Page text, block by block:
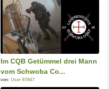
Im CQB Getümmel drei Mann
vom Schwoba Co...
von: User 87847